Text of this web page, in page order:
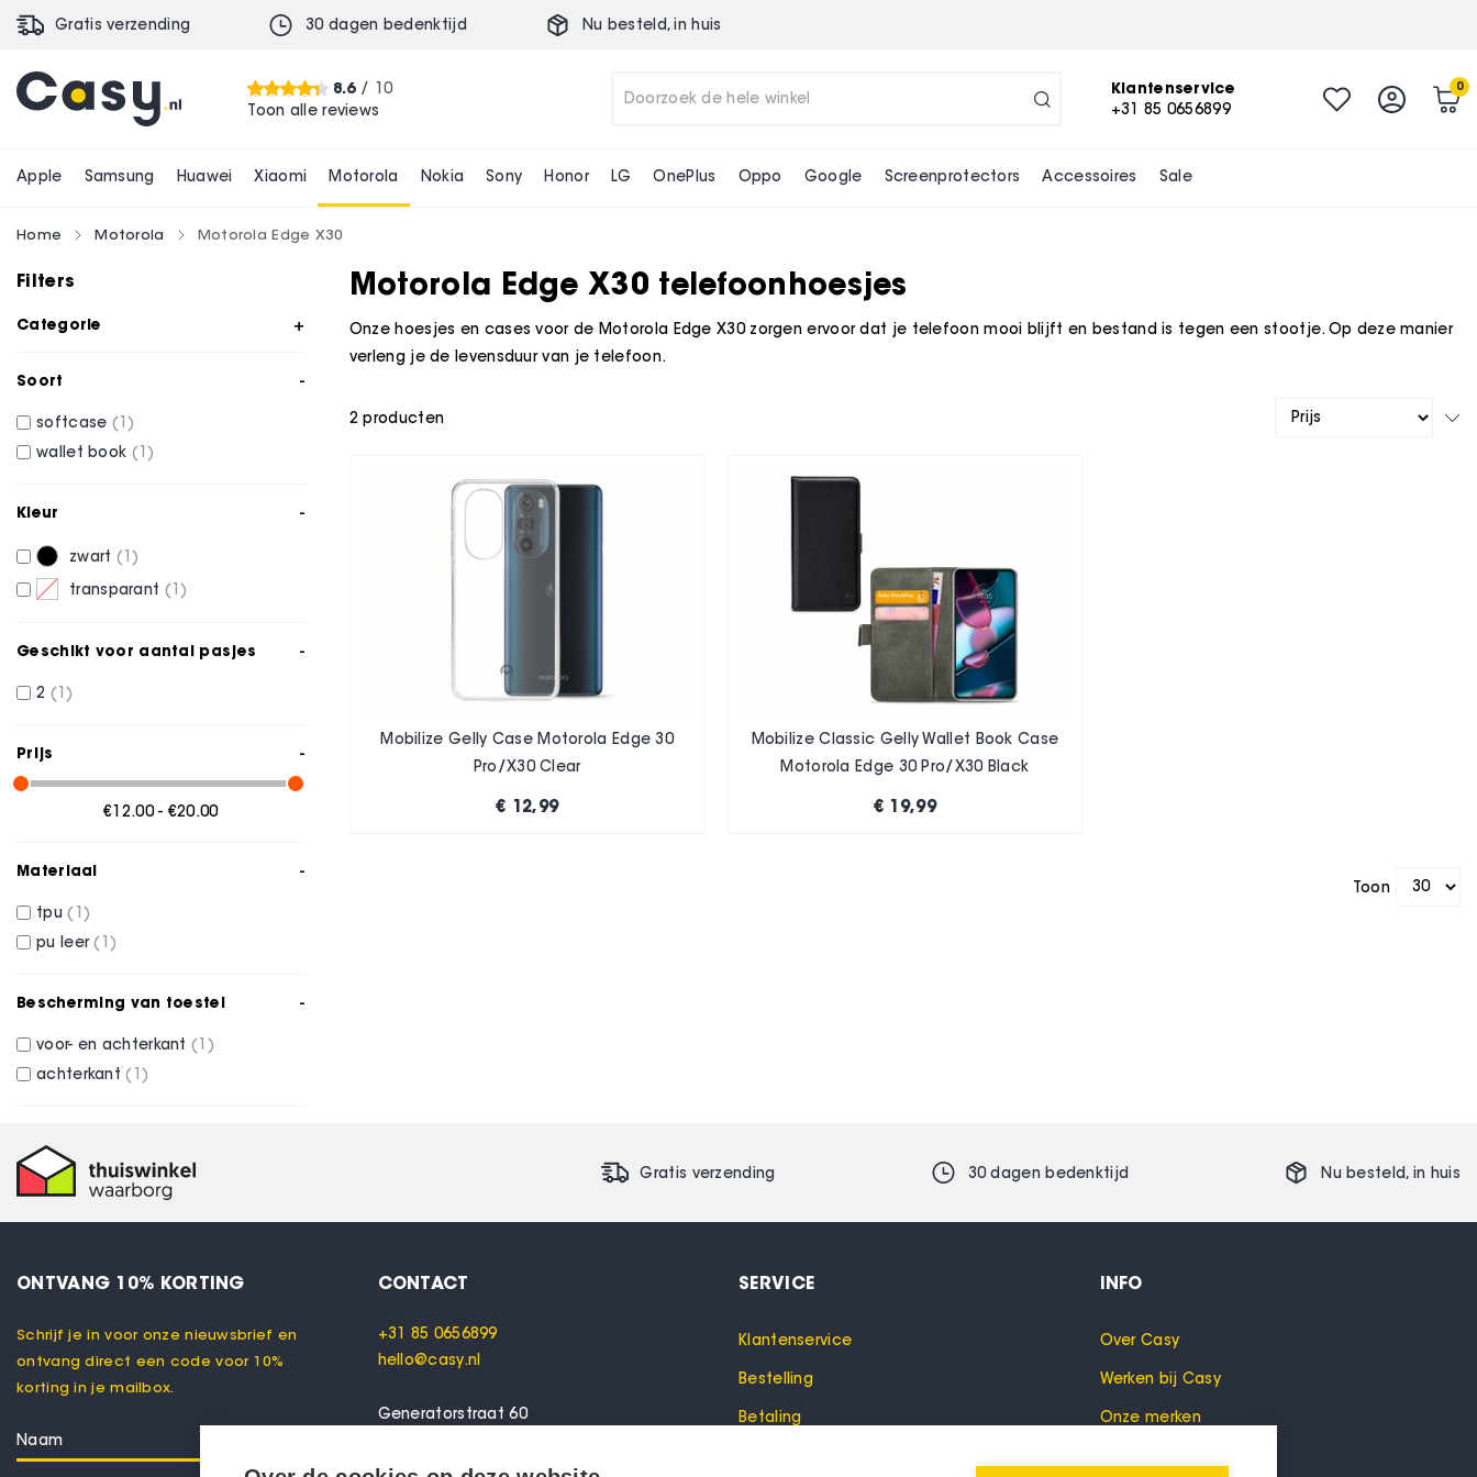
Gratis verzending 30 dagen bedenktijd Nu besteld,in huis
Klantenservice
+31 85 0656899
8.6/ 10
Toon alle reviews
0
Apple Samsung Huawei Xiaomi Motorola Nokia Sony Honor LG OnePlus Oppo Google Screenprotectors Accessoires Sale
Home Motorola Motorola Edge X30
Motorola Edge X30 telefoonhoesjes
Onze hoesjes en cases voor de Motorola Edge X30 zorgen ervoor dat je telefoon mooi blijft en bestand is tegen een stootje. Op deze manier
verleng je de levensduur van je telefoon.
2 producten
Mobilize Gelly Case Motorola Edge 30
Pro/X30 Clear
€ 12,99
Mobilize Classic Gelly Wallet Book Case
Motorola Edge 30 Pro/X30 Black
€ 19,99
Toon
Filters
Categorie
Soort
softcase
1
wallet book
1
Kleur
zwart
1
transparant
1
Geschikt voor aantal pasjes
2 1
Prijs
€12.00 - €20.00
Materiaal
tpu
1
pu leer
1
Bescherming van toestel
voor- en achterkant
1
achterkant
1
Gratis verzending 30 dagen bedenktijd Nu besteld, in huis
ONTVANG 10% KORTING
Schrijf je in voor onze nieuwsbrief en
ontvang direct een code voor 10%
korting in je mailbox.
CONTACT
+31 85 0656899
hello@casy.nl
Generatorstraat 60
Nederland
SERVICE
Klantenservice
Bestelling
Betaling
INFO
Over Casy
Werken bij Casy
Onze merken